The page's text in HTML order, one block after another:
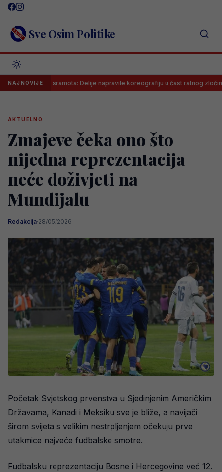
Skip
content Sve Osim Politike
NAJNOVIJE
sramota: Delije napravile koreografiju u čast ratnog zločinca na
AKTUELNO
Zmajeve čeka ono što
nijedna reprezentacija
neće doživjeti na
Mundijalu
Redakcija·28/05/2026
Početak Svjetskog prvenstva u Sjedinjenim Američkim
Državama, Kanadi i Meksiku sve je bliže, a navijači
širom svijeta s velikim nestrpljenjem očekuju prve
utakmice najveće fudbalske smotre.
Fudbalsku reprezentaciju Bosne i Hercegovine već 12.